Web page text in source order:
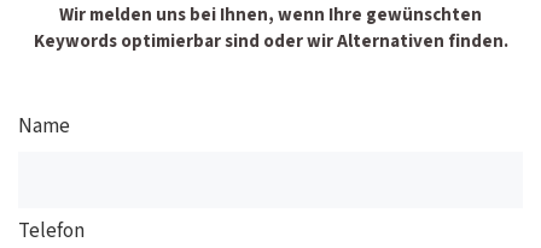
Wir melden uns bei Ihnen, wenn Ihre gewünschten
Keywords optimierbar sind oder wir Alternativen finden.
Name
Telefon